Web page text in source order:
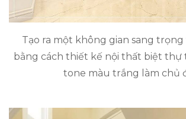
Tạo ra một không gian sang trọng
bằng cách thiết kế nội thất biệt thự
tone màu trắng làm chủ